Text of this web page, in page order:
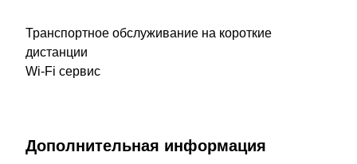
Транспортное обслуживание на короткие
дистанции
Wi-Fi сервис
Дополнительная информация